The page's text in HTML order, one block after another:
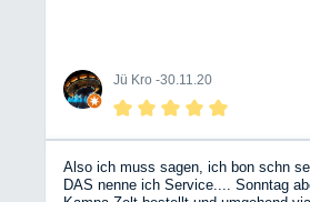
Jü Kro -30.11.20
Also ich muss sagen, ich bon schn
DAS nenne ich Service.... Sonntag